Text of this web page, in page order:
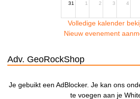
31 1 2 3 4
Volledige kalender
Nieuw evenement
Adv. GeoRockShop
Je gebuikt een AdBlocker. Je kan ons
te voegen aan je